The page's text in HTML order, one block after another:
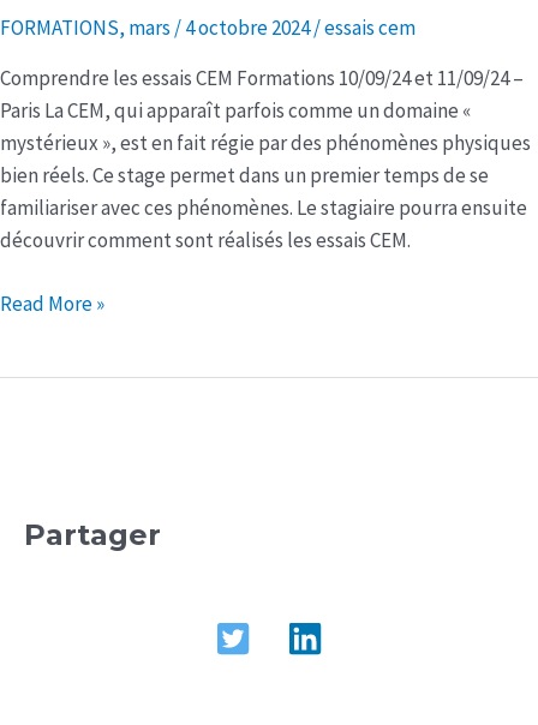
FORMATIONS, mars /4 octobre 2024/essais cem
Comprendre les essais CEM Formations 10/09/24 et 11/09/24 –
Paris La CEM, qui apparaît parfois comme un domaine «
mystérieux », est en fait régie par des phénomènes physiques
bien réels. Ce stage permet dans un premier temps de se
familiariser avec ces phénomènes. Le stagiaire pourra ensuite
découvrir comment sont réalisés les essais CEM.
essais
Read More »
Partager